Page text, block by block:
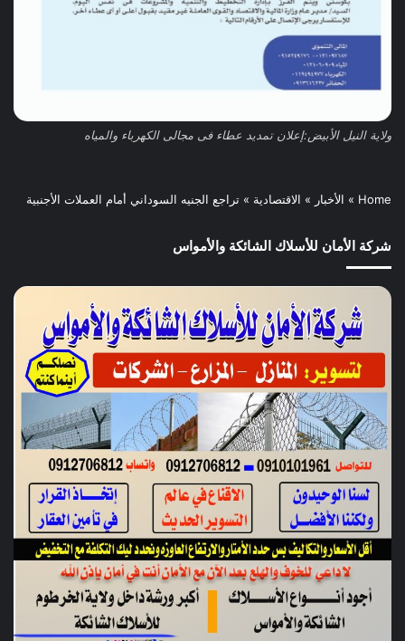
ولاية النيل الأبيض:إعلان تمديد عطاء فى مجالى الكهرباء والمياه
Home
» الأخبار » الاقتصادية » تراجع الجنيه السوداني أمام العملات الأجنبية
شركة الأمان للأسلاك الشائكة والأمواس